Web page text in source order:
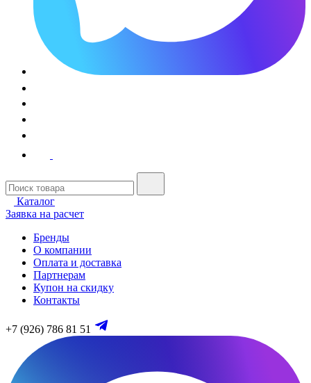
Каталог
Заявка на расчет
Бренды
О компании
Оплата и доставка
Партнерам
Купон на скидку
Контакты
+7 (926) 786 81 51